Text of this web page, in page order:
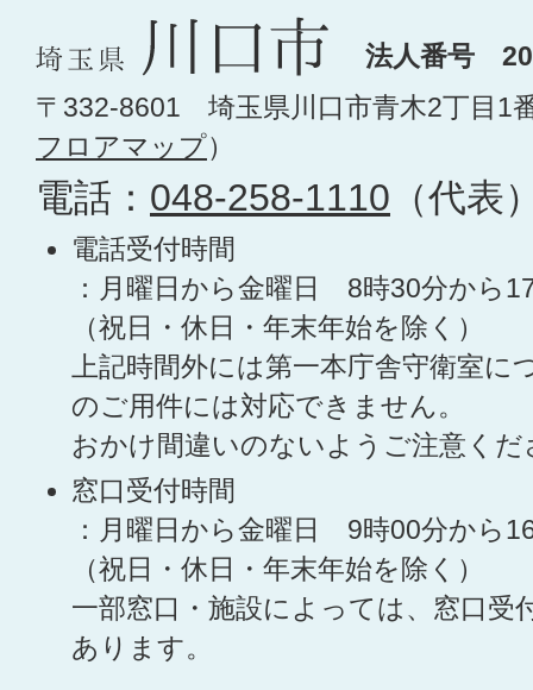
法人番号
〒332-8601 埼玉県川口市青木2丁目1
フロアマップ）
電話： 048-258-1110 （代表
電話受付時間
：月曜日から金曜日 8時30分から
（祝日・休日・年末年始を除く）
上記時間外には第一本庁舎守衛室に
のご用件には対応できません。
おかけ間違いのないようご注意くだ
窓口受付時間
：月曜日から金曜日 9時00分から
（祝日・休日・年末年始を除く）
一部窓口・施設によっては、窓口受
あります。